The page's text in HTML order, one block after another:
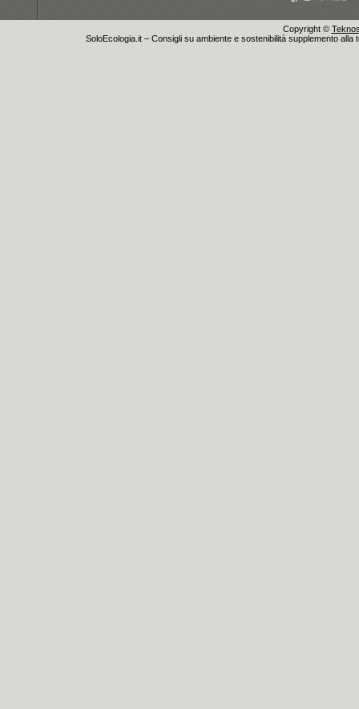
Copyright ©
SoloEcologia.it – Consigli su ambiente e sostenibilità supplemento